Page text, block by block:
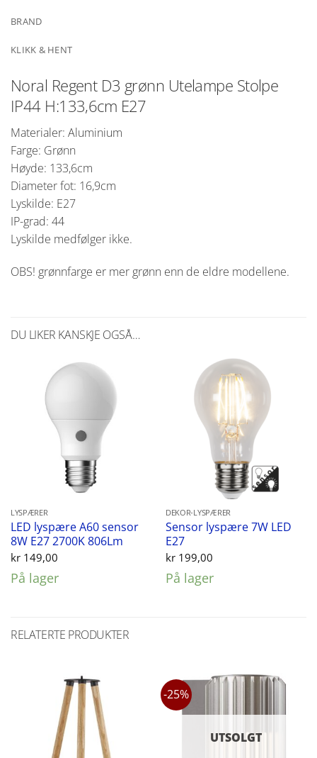
BRAND
KLIKK & HENT
Noral Regent D3 grønn Utelampe Stolpe
IP44 H:133,6cm E27
Materialer: Aluminium
Farge: Grønn
Høyde: 133,6cm
Diameter fot: 16,9cm
Lyskilde: E27
IP-grad: 44
Lyskilde medfølger ikke.
OBS! grønnfarge er mer grønn enn de eldre modellene.
DU LIKER KANSKJE OGSÅ…
LYSPÆRER
LED lyspære A60 sensor
8W E27 2700K 806Lm
kr149,00
På lager
DEKOR-LYSPÆRER
Sensor lyspære 7W LED
E27
kr199,00
På lager
RELATERTE PRODUKTER
-25%
UTSOLGT